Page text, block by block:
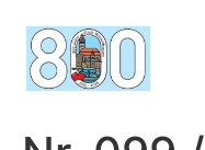
springen